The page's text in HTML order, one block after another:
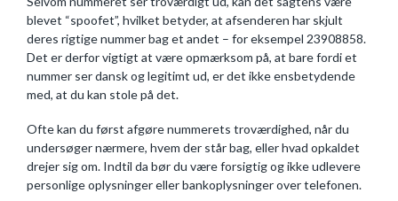
blevet “spoofet”, hvilket betyder, at afsenderen har skjult
deres rigtige nummer bag et andet – for eksempel 23908858.
Det er derfor vigtigt at være opmærksom på, at bare fordi et
nummer ser dansk og legitimt ud, er det ikke ensbetydende
med, at du kan stole på det.
Ofte kan du først afgøre nummerets troværdighed, når du
undersøger nærmere, hvem der står bag, eller hvad opkaldet
drejer sig om. Indtil da bør du være forsigtig og ikke udlevere
personlige oplysninger eller bankoplysninger over telefonen.